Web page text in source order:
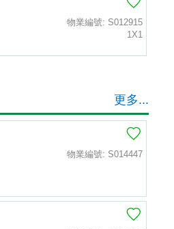
物業編號: S012915
1X1
更多...
物業編號: S014447